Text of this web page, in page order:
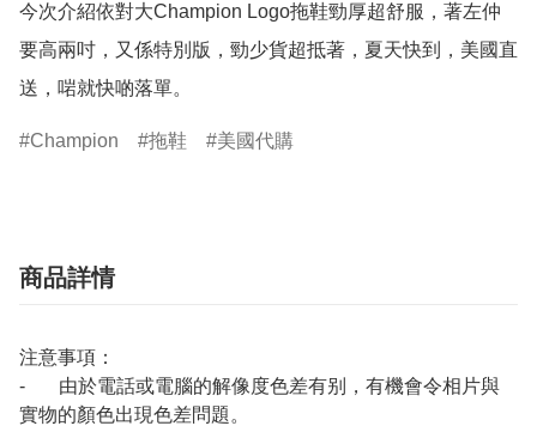
今次介紹依對大Champion Logo拖鞋勁厚超舒服，著左仲
要高兩吋，又係特別版，勁少貨超抵著，夏天快到，美國直
送，啱就快啲落單。
Champion 拖鞋 美國代購
商品詳情
注意事項：
- 由於電話或電腦的解像度色差有别，有機會令相片與
實物的顏色出現色差問題。